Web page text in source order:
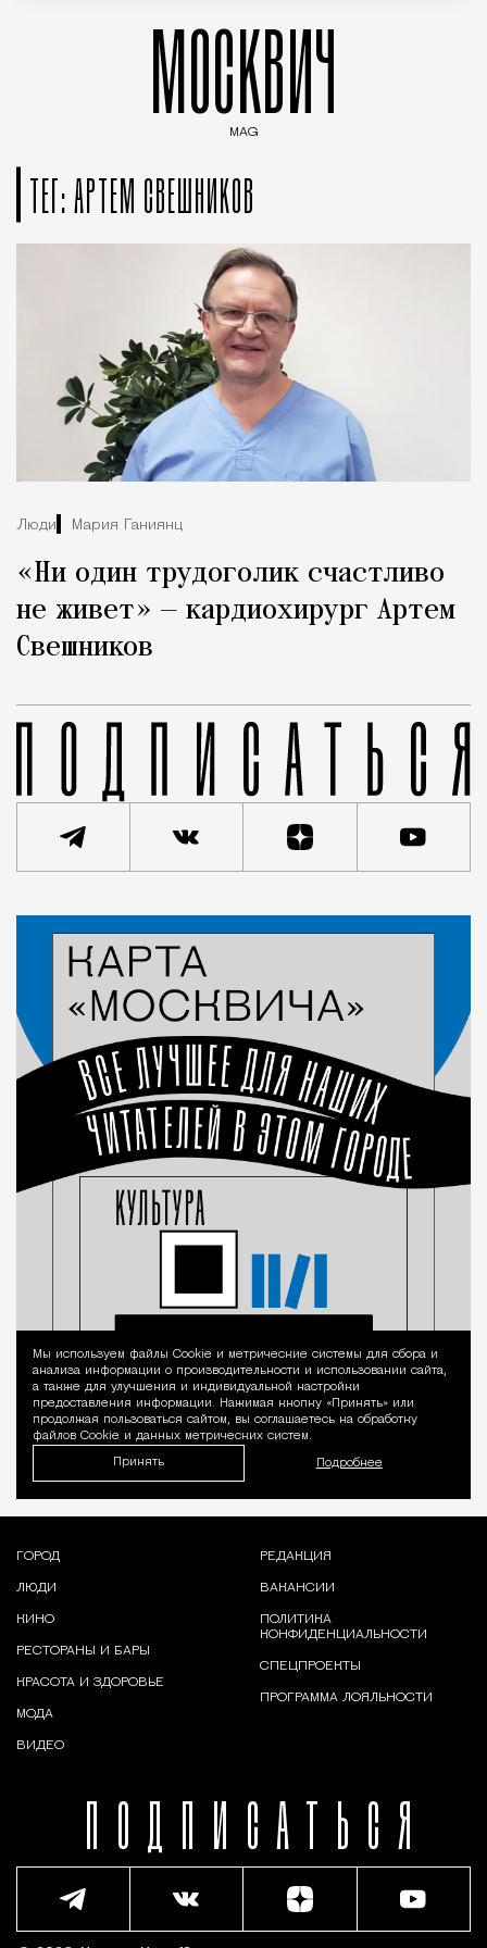
МОСКВИЧ
MAG
ТЕГ: АРТЕМ СВЕШНИКОВ
Люди Мария Ганиянц
«Ни один трудоголик счастливо
не живет» — кардиохирург Артем
Свешников
Уведомление
Мы используем файлы Сookie и метрические системы для сбора и
анализа информации о производительности и использовании сайта,
а также для улучшения и индивидуальной настройки
предоставления информации. Нажимая кнопку «Принять» или
продолжая пользоваться сайтом, вы соглашаетесь на обработку
файлов Cookie и данных метрических систем.
Принять Подробнее
ПОДПИСАТЬСЯ
ГОРОД
ЛЮДИ
КИНО
РЕСТОРАНЫ И БАРЫ
КРАСОТА И ЗДОРОВЬЕ
МОДА
ВИДЕО
РЕДАКЦИЯ
ВАКАНСИИ
ПОЛИТИКА
КОНФИДЕНЦИАЛЬНОСТИ
СПЕЦПРОЕКТЫ
ПРОГРАММА ЛОЯЛЬНОСТИ